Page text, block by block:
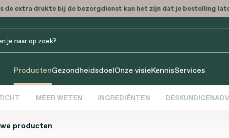
de extra drukte bij de bezorgdienst kan het zijn dat je bestelling
ProductenGezondheidsdoelOnze visieKennisServices
MEER WETEN INGREDIËNTEN
producten